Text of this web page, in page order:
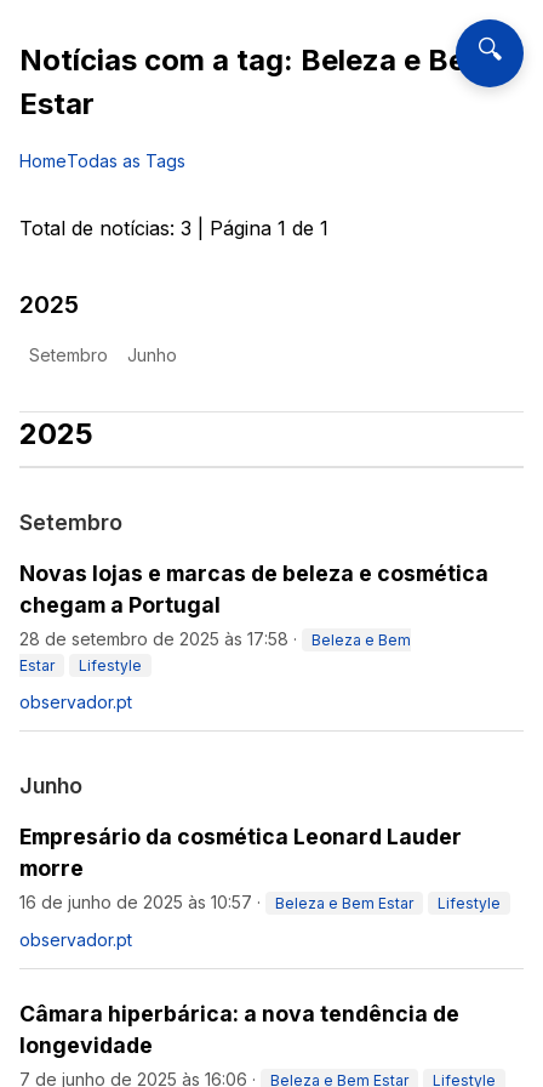
🔍
Notícias com a tag: Beleza e Bem
Estar
HomeTodas as Tags
Total de notícias: 3 | Página 1 de 1
2025
Setembro Junho
2025
Setembro
Novas lojas e marcas de beleza e cosmética
chegam a Portugal
28 de setembro de 2025 às 17:58 ·
Beleza e Bem
Estar
Lifestyle
observador.pt
Junho
Empresário da cosmética Leonard Lauder
morre
16 de junho de 2025 às 10:57 · Beleza e Bem Estar Lifestyle
observador.pt
Câmara hiperbárica: a nova tendência de
longevidade
7 de junho de 2025 às 16:06 · Beleza e Bem Estar Lifestyle